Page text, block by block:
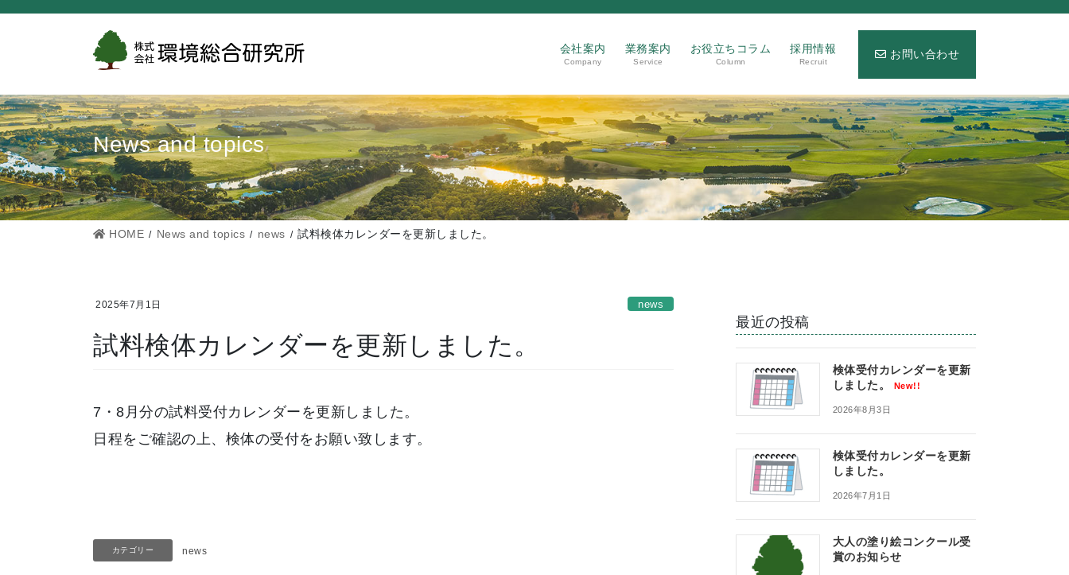
コ
ツ
に
移
動
ナ
シ
ョ
ン
に
移
会社案内
Company
業務案内
Service
お役立ちコラム
Column
採用情報
Recruit
お問い合わせ
News and topics
HOME News and topics news 試料検体カレンダーを更新しました。
2025年7月1日 news
試料検体カレンダーを更新しました。
7・8月分の試料受付カレンダーを更新しました。
日程をご確認の上、検体の受付をお願い致します。
カテゴリー news
最近の投稿
検体受付カレンダーを更新
しました。
New!!
2026年8月3日
検体受付カレンダーを更新
しました。
2026年7月1日
大人の塗り絵コンクール受
賞のお知らせ